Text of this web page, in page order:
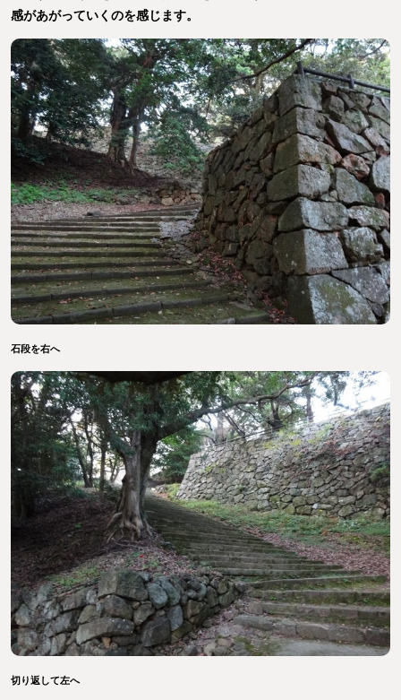
感があがっていくのを感じます。
石段を右へ
切り返して左へ